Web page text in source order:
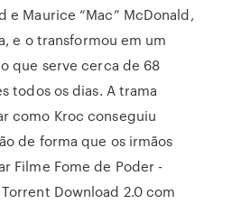
e Maurice “Mac” McDonald,
e o transformou em um
que serve cerca de 68
todos os dias. A trama
como Kroc conseguiu
de forma que os irmãos
Filme Fome de Poder -
Download 2.0 com